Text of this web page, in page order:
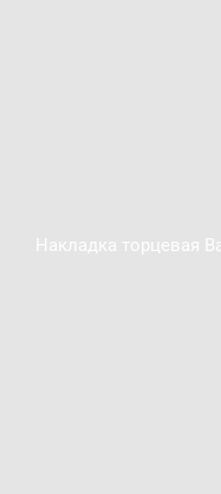
Накладка торцевая